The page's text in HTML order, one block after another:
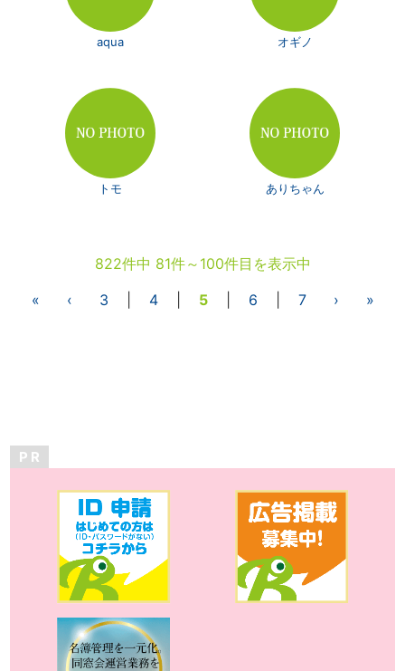
aqua オギノ
トモ ありちゃん
822件中 81件～100件目を表示中
«
‹ 3 4| 5| 6 7 › »
P R